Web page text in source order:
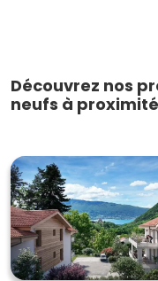
Découvrez nos
neufs à